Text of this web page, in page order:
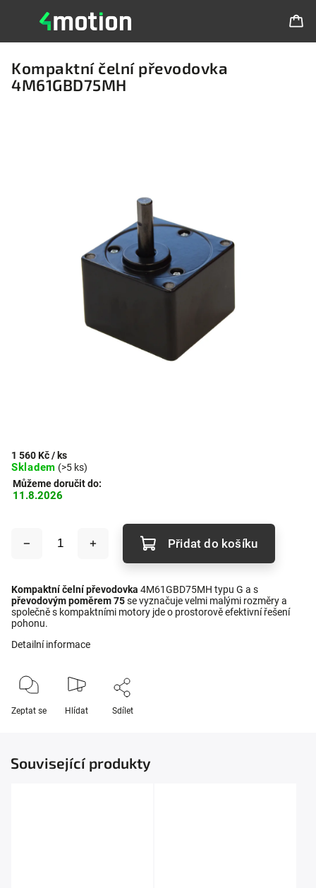
Kompaktní čelní převodovka
4M61GBD75MH
1 560 Kč/ ks
Skladem (>5 ks)
Můžeme doručit do:
11.8.2026
Přidat do košíku
Kompaktní čelní převodovka 4M61GBD75MH typu G a s
převodovým poměrem 75se vyznačuje velmi malými rozměry a
společně s kompaktními motory jde o prostorově efektivní řešení
pohonu.
Detailní informace
Zeptat se Hlídat Sdílet
Související produkty